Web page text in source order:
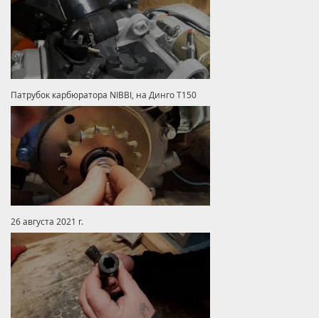
Патрубок карбюратора NIBBI, на Динго Т150
26 августа 2021 г.